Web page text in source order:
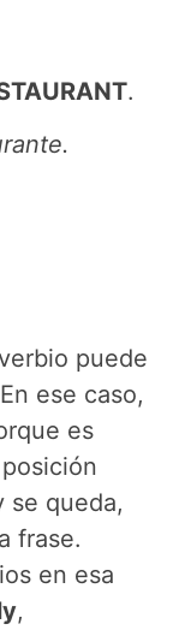
.
puede
ese caso,
es
se queda,
frase.
en esa
,